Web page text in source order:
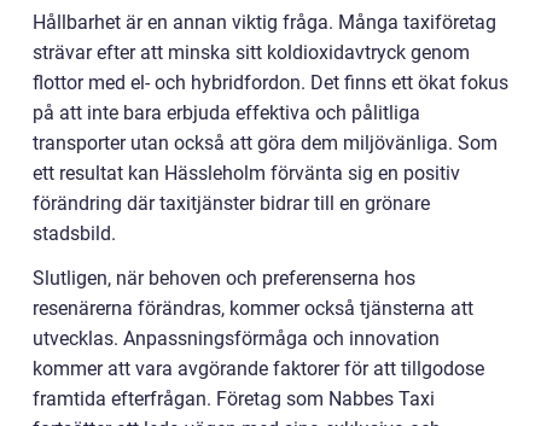
Hållbarhet är en annan viktig fråga. Många taxiföretag
strävar efter att minska sitt koldioxidavtryck genom
flottor med el- och hybridfordon. Det finns ett ökat fokus
på att inte bara erbjuda effektiva och pålitliga
transporter utan också att göra dem miljövänliga. Som
ett resultat kan Hässleholm förvänta sig en positiv
förändring där taxitjänster bidrar till en grönare
stadsbild.
Slutligen, när behoven och preferenserna hos
resenärerna förändras, kommer också tjänsterna att
utvecklas. Anpassningsförmåga och innovation
kommer att vara avgörande faktorer för att tillgodose
framtida efterfrågan. Företag som Nabbes Taxi